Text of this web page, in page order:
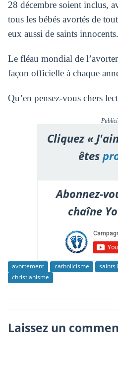
28 décembre soient inclus,
tous les bébés avortés de
eux aussi de saints innocents.
Le fléau mondial de
façon officielle à chaque
Qu’en pensez-vous chers
Cliquez «
êtes
Abonnez-
chaîne
avortement catholicisme saints
christianisme
Laissez un